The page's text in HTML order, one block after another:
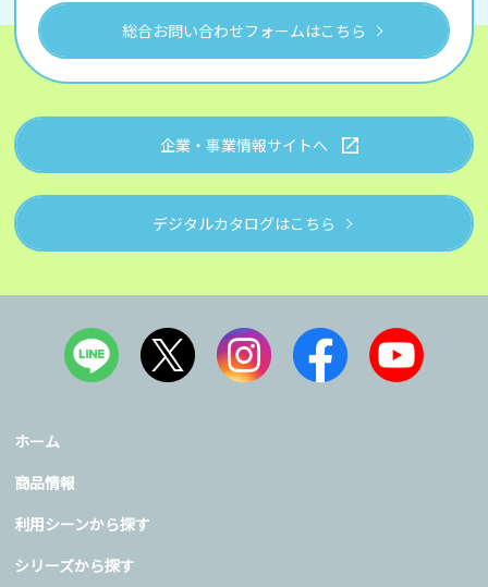
総合お問い合わせフォームはこちら
企業・事業情報サイトへ
デジタルカタログはこちら
ホーム
商品情報
利用シーンから探す
シリーズから探す